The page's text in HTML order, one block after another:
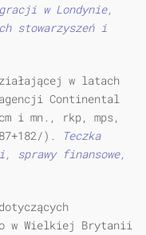
w Londynie,
stowarzyszeń i
w latach
Continental
i mn., rkp, mps,
).
Teczka
sprawy finansowe,
w Wielkiej Brytanii